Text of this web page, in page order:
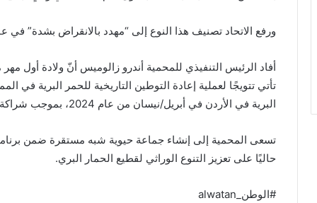
ورفع الاتحاد تصنيف هذا النوع إلى “مهدد بالانقراض بشدة” في عام
أفاد الرئيس التنفيذي للمحمية أندرو زالوميس أنّ ولادة أول
تأتي تتويجًا لعملية إعادة التوطين التاريخية للحمر البرية في
البرية في الأردن في أبريل/نيسان من عام 2024، بموجب شراكة إستراتيجية مع الجمعية الملكية لحماية الطبيعة.
تسعى المحمية إلى إنشاء جماعة حيوية شبه مستقرة ضمن برنامج
حاليًا على تعزيز التنوع الوراثي لقطيع الحمار البري.
#الوطن_alwatan